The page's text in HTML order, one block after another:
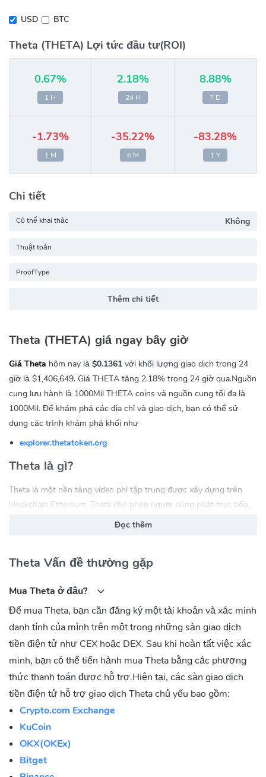
USD BTC
Theta (THETA) Lợi tức đầu tư(ROI)
0.67%
1 H
2.18%
24 H
8.88%
7 D
-1.73%
1 M
-35.22%
6 M
-83.28%
1 Y
Chi tiết
Có thể khai thác Không
Thuật toán
ProofType
Thêm chi tiết
Theta (THETA) giá ngay bây giờ
Giá Theta hôm nay là $0.1361 với khối lượng giao dịch trong 24
giờ là $1,406,649. Giá THETA tăng 2.18% trong 24 giờ qua.Nguồn
cung lưu hành là 1000Mil THETA coins và nguồn cung tối đa là
1000Mil. Để khám phá các địa chỉ và giao dịch, bạn có thể sử
dụng các trình khám phá khối như
explorer.thetatoken.org
Theta là gì?
Theta là một nền tảng video phi tập trung được xây dựng trên
blockchain Ethereum. Theta cho phép người dùng phát trực tiếp,
xem và chia sẻ các nội dung video mà không cần đến các bên
không thể thay thế (NFT) và tạo ra một hệ sinh thái video toàn
THETA là đồng tiền số chính thức của Theta, được sử dụng để
thanh toán phí giao dịch, đảm bảo an ninh mạng và tham gia
quản trị. THETA cũng có thể được sử dụng để tham gia vào các
hoạt động video trên Theta, như phát trực tiếp, xem, chia sẻ và
kiếm lợi nhuận.
Theta có gì đặc biệt?
Theta có nhiều tính năng đặc biệt, chẳng hạn như:
Khả năng phân quyền cao: Theta cho phép người dùng phát
trực tiếp, xem và chia sẻ các nội dung video mà không cần đến
Đọc thêm
Theta Vấn đề thường gặp
Mua Theta ở đâu?
Để mua Theta, bạn cần đăng ký một tài khoản và xác minh
danh tính của mình trên một trong những sàn giao dịch
tiền điện tử như CEX hoặc DEX. Sau khi hoàn tất việc xác
minh, bạn có thể tiến hành mua Theta bằng các phương
thức thanh toán được hỗ trợ.Hiện tại, các sàn giao dịch
tiền điện tử hỗ trợ giao dịch Theta chủ yếu bao gồm:
Crypto.com Exchange
KuCoin
OKX(OKEx)
Bitget